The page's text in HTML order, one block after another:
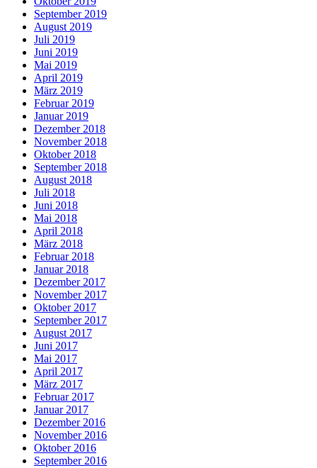
September 2019
August 2019
Juli 2019
Juni 2019
Mai 2019
April 2019
März 2019
Februar 2019
Januar 2019
Dezember 2018
November 2018
Oktober 2018
September 2018
August 2018
Juli 2018
Juni 2018
Mai 2018
April 2018
März 2018
Februar 2018
Januar 2018
Dezember 2017
November 2017
Oktober 2017
September 2017
August 2017
Juni 2017
Mai 2017
April 2017
März 2017
Februar 2017
Januar 2017
Dezember 2016
November 2016
Oktober 2016
September 2016